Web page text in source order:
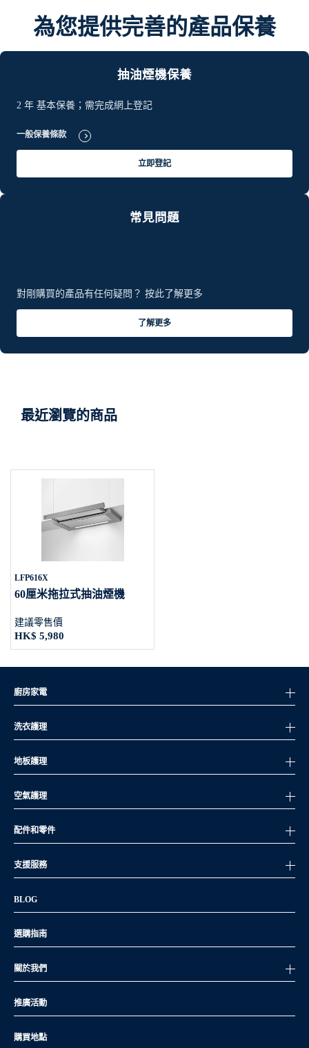
為您提供完善的產品保養
抽油煙機保養
2 年 基本保養；需完成網上登記
一般保養條款
立即登記
常見問題
對剛購買的產品有任何疑問？ 按此了解更多
了解更多
最近瀏覽的商品
LFP616X
60厘米拖拉式抽油煙機
建議零售價
HK$ 5,980
廚房家電
洗衣護理
地板護理
空氣護理
配件和零件
支援服務
BLOG
選購指南
關於我們
推廣活動
購買地點